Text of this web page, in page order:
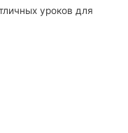
уроков для